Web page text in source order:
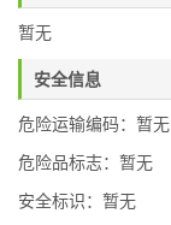
暂无
安全信息
危险运输编码：暂无
危险品标志：暂无
安全标识：暂无